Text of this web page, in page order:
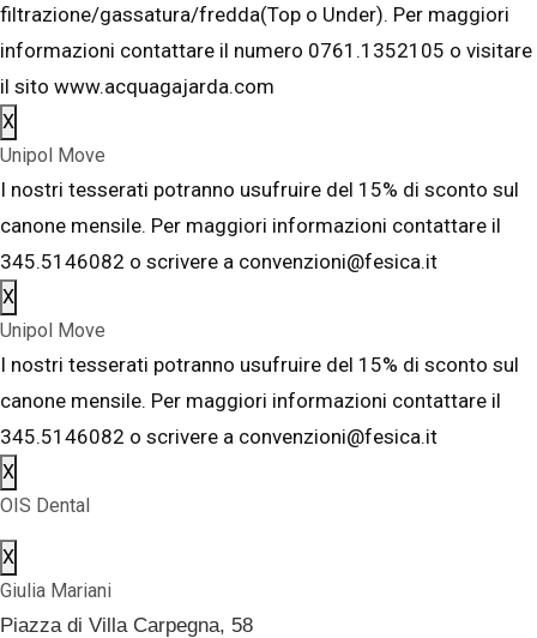
filtrazione/gassatura/fredda(Top o Under). Per maggiori
informazioni contattare il numero 0761.1352105 o visitare
il sito www.acquagajarda.com
X
Unipol Move
I nostri tesserati potranno usufruire del 15% di sconto sul
canone mensile. Per maggiori informazioni contattare il
345.5146082 o scrivere a convenzioni@fesica.it
X
Unipol Move
I nostri tesserati potranno usufruire del 15% di sconto sul
canone mensile. Per maggiori informazioni contattare il
345.5146082 o scrivere a convenzioni@fesica.it
X
OIS Dental
X
Giulia Mariani
Piazza di Villa Carpegna, 58